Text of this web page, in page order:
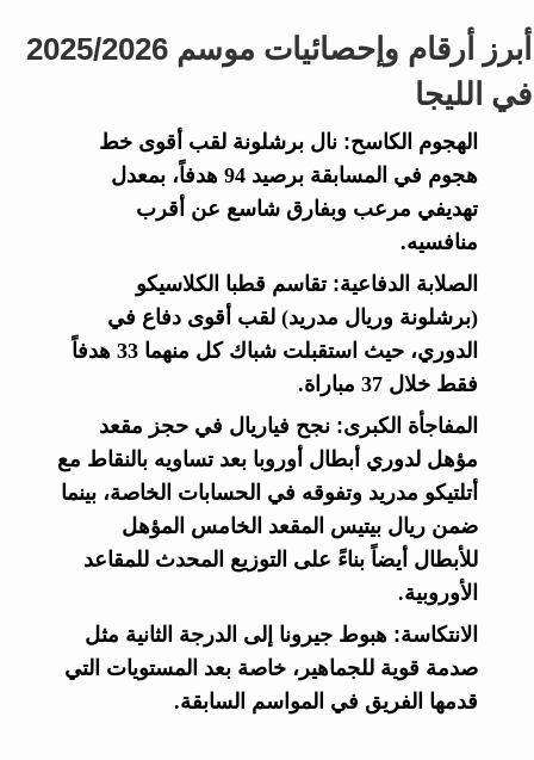
أبرز أرقام وإحصائيات موسم 2025/2026
في الليجا
الهجوم الكاسح: نال برشلونة لقب أقوى خط
هجوم في المسابقة برصيد 94 هدفاً، بمعدل
تهديفي مرعب وبفارق شاسع عن أقرب
منافسيه.
الصلابة الدفاعية: تقاسم قطبا الكلاسيكو
(برشلونة وريال مدريد) لقب أقوى دفاع في
الدوري، حيث استقبلت شباك كل منهما 33 هدفاً
فقط خلال 37 مباراة.
المفاجأة الكبرى: نجح فياريال في حجز مقعد
مؤهل لدوري أبطال أوروبا بعد تساويه بالنقاط مع
أتلتيكو مدريد وتفوقه في الحسابات الخاصة، بينما
ضمن ريال بيتيس المقعد الخامس المؤهل
للأبطال أيضاً بناءً على التوزيع المحدث للمقاعد
الأوروبية.
الانتكاسة: هبوط جيرونا إلى الدرجة الثانية مثل
صدمة قوية للجماهير، خاصة بعد المستويات التي
قدمها الفريق في المواسم السابقة.